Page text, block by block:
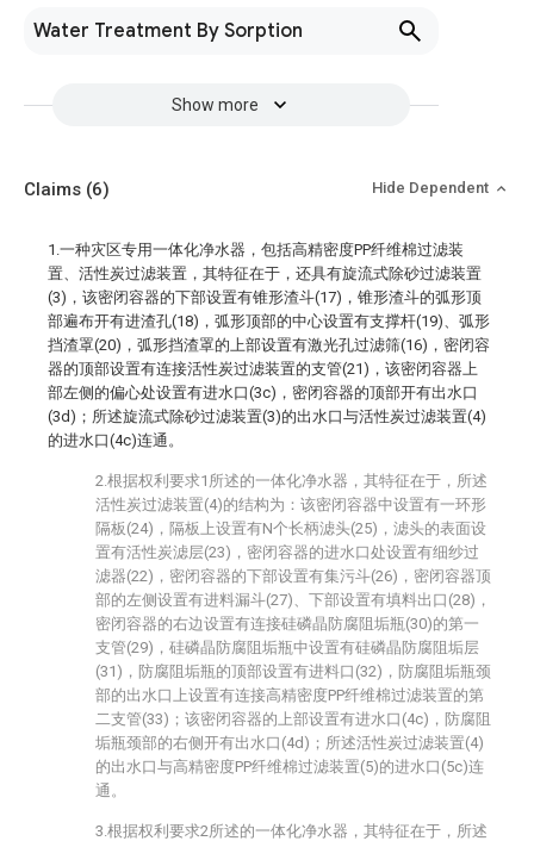
Water Treatment By Sorption
Show more
Claims (6) Hide Dependent
1.一种灾区专用一体化净水器，包括高精密度PP纤维棉过滤装
置、活性炭过滤装置，其特征在于，还具有旋流式除砂过滤装置
(3)，该密闭容器的下部设置有锥形渣斗(17)，锥形渣斗的弧形顶
部遍布开有进渣孔(18)，弧形顶部的中心设置有支撑杆(19)、弧形
挡渣罩(20)，弧形挡渣罩的上部设置有激光孔过滤筛(16)，密闭容
器的顶部设置有连接活性炭过滤装置的支管(21)，该密闭容器上
部左侧的偏心处设置有进水口(3c)，密闭容器的顶部开有出水口
(3d)；所述旋流式除砂过滤装置(3)的出水口与活性炭过滤装置(4)
的进水口(4c)连通。
2.根据权利要求1所述的一体化净水器，其特征在于，所述
活性炭过滤装置(4)的结构为：该密闭容器中设置有一环形
隔板(24)，隔板上设置有N个长柄滤头(25)，滤头的表面设
置有活性炭滤层(23)，密闭容器的进水口处设置有细纱过
滤器(22)，密闭容器的下部设置有集污斗(26)，密闭容器顶
部的左侧设置有进料漏斗(27)、下部设置有填料出口(28)，
密闭容器的右边设置有连接硅磷晶防腐阻垢瓶(30)的第一
支管(29)，硅磷晶防腐阻垢瓶中设置有硅磷晶防腐阻垢层
(31)，防腐阻垢瓶的顶部设置有进料口(32)，防腐阻垢瓶颈
部的出水口上设置有连接高精密度PP纤维棉过滤装置的第
二支管(33)；该密闭容器的上部设置有进水口(4c)，防腐阻
垢瓶颈部的右侧开有出水口(4d)；所述活性炭过滤装置(4)
的出水口与高精密度PP纤维棉过滤装置(5)的进水口(5c)连
通。
3.根据权利要求2所述的一体化净水器，其特征在于，所述